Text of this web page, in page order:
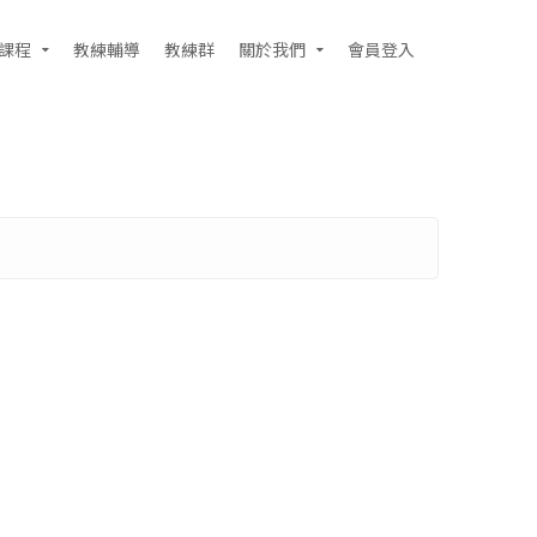
程 教練輔導 教練群 關於我們 會員登入